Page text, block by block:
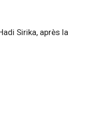
Sirika, après la